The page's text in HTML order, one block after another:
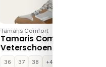
Tamaris Comfort
Tamaris Comfort
Veterschoenen Laag –
Cognac
36 37 38
+4